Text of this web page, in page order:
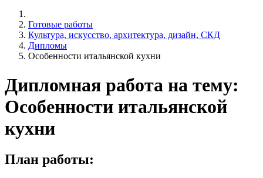
Готовые работы
Культура, искусство, архитектура, дизайн, СКД
Дипломы
Особенности итальянской кухни
Дипломная работа на тему:
Особенности итальянской
кухни
План работы: